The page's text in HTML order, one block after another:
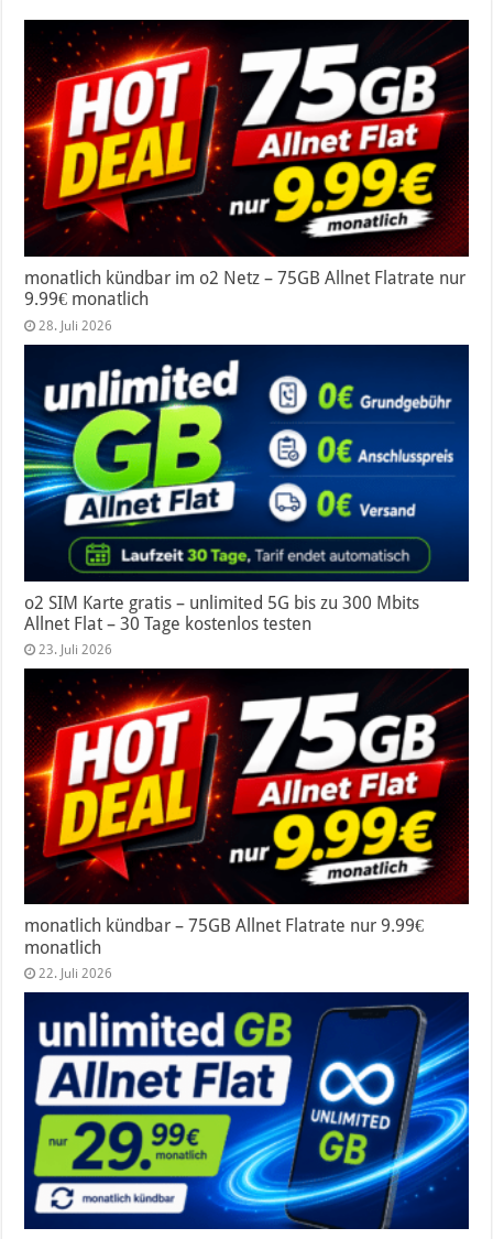
monatlich kündbar im o2 Netz – 75GB Allnet Flatrate nur
9.99€ monatlich
28. Juli 2026
o2 SIM Karte gratis – unlimited 5G bis zu 300 Mbits
Allnet Flat – 30 Tage kostenlos testen
23. Juli 2026
monatlich kündbar – 75GB Allnet Flatrate nur 9.99€
monatlich
22. Juli 2026